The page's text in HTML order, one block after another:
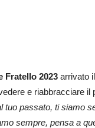
Fratello 2023 arrivato
e riabbracciare il
tuo passato, ti siamo
sempre, pensa a